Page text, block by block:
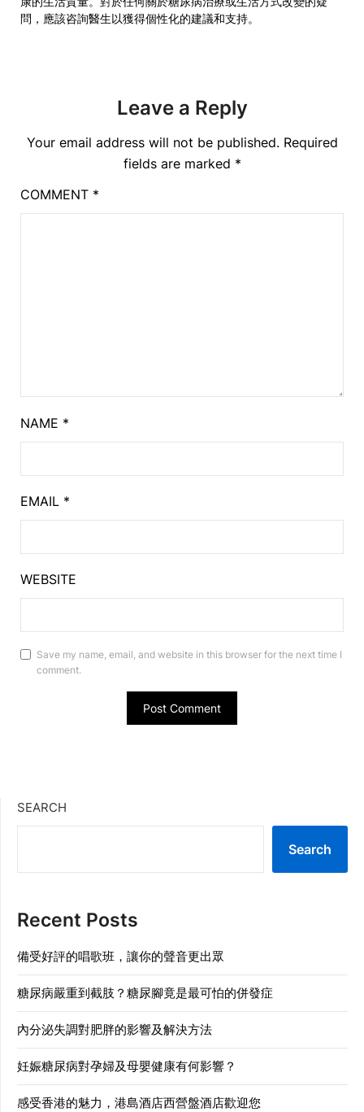
問，應該咨詢醫生以獲得個性化的建議和支持。
Leave a Reply
Your email address will not be published. Required
fields are marked *
COMMENT *
NAME *
EMAIL *
WEBSITE
Save my name, email, and website in this browser for the next time I
comment.
SEARCH
Search
Recent Posts
備受好評的唱歌班，讓你的聲音更出眾
糖尿病嚴重到截肢？糖尿腳竟是最可怕的併發症
內分泌失調對肥胖的影響及解決方法
妊娠糖尿病對孕婦及母嬰健康有何影響？
感受香港的魅力，港島酒店西營盤酒店歡迎您